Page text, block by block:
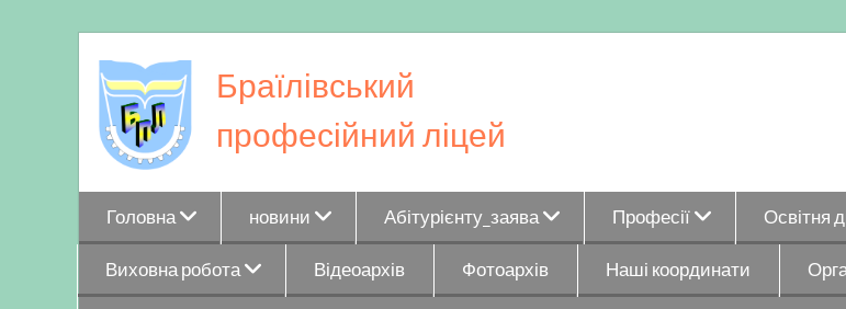
to
content
Браїлівський
професійний ліцей
Головна новини Абітурієнту_заява Професії Освітня
Виховна робота Відеоархів Фотоархів Наші координати